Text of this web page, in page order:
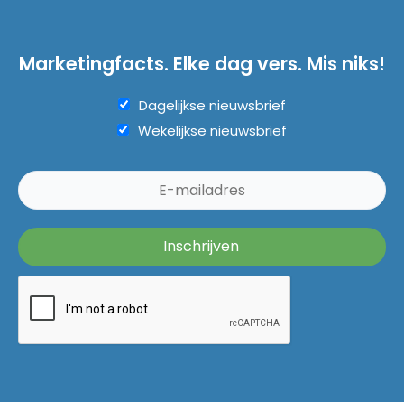
Marketingfacts. Elke dag vers. Mis niks!
Dagelijkse nieuwsbrief
Wekelijkse nieuwsbrief